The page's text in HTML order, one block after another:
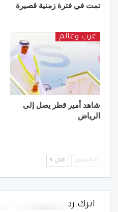
تمت في فترة زمنية قصيرة
عرب وعالم
شاهد أمير قطر يصل إلى
الرياض
السابق التالي
اترك رد